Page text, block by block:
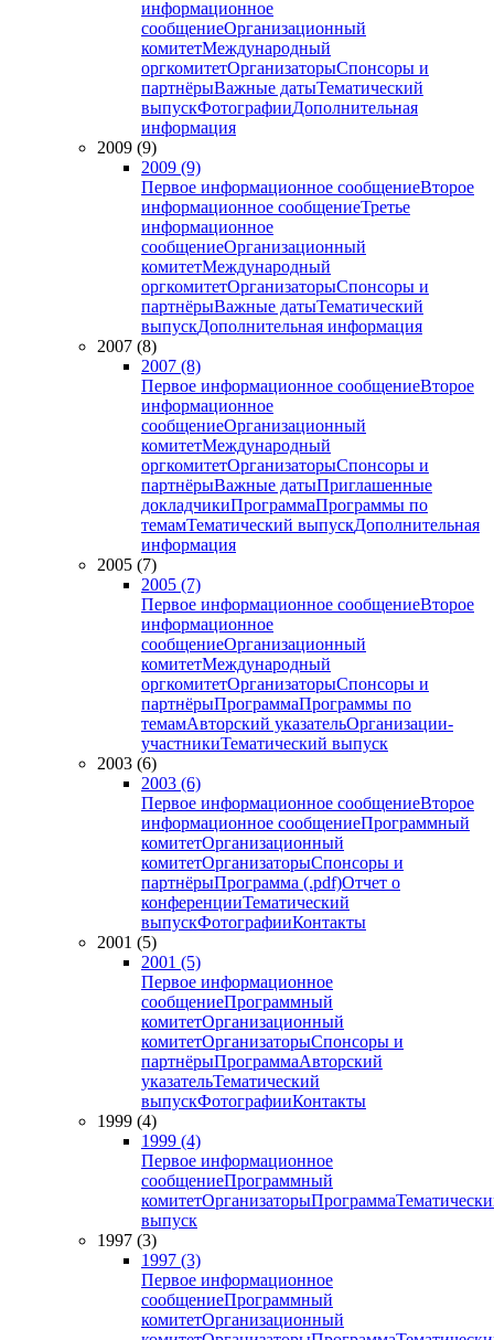
информационное
сообщениеОрганизационный
комитетМеждународный
оргкомитетОрганизаторыСпонсоры и
партнёрыВажные датыТематический
выпускФотографииДополнительная
информация
2009 (9)
2009 (9)
Первое информационное сообщениеВторое
информационное сообщениеТретье
информационное
сообщениеОрганизационный
комитетМеждународный
оргкомитетОрганизаторыСпонсоры и
партнёрыВажные датыТематический
выпускДополнительная информация
2007 (8)
2007 (8)
Первое информационное сообщениеВторое
информационное
сообщениеОрганизационный
комитетМеждународный
оргкомитетОрганизаторыСпонсоры и
партнёрыВажные датыПриглашенные
докладчикиПрограммаПрограммы по
темамТематический выпускДополнительная
информация
2005 (7)
2005 (7)
Первое информационное сообщениеВторое
информационное
сообщениеОрганизационный
комитетМеждународный
оргкомитетОрганизаторыСпонсоры и
партнёрыПрограммаПрограммы по
темамАвторский указательОрганизации-
участникиТематический выпуск
2003 (6)
2003 (6)
Первое информационное сообщениеВторое
информационное сообщениеПрограммный
комитетОрганизационный
комитетОрганизаторыСпонсоры и
партнёрыПрограмма (.pdf)Отчет о
конференцииТематический
выпускФотографииКонтакты
2001 (5)
2001 (5)
Первое информационное
сообщениеПрограммный
комитетОрганизационный
комитетОрганизаторыСпонсоры и
партнёрыПрограммаАвторский
указательТематический
выпускФотографииКонтакты
1999 (4)
1999 (4)
Первое информационное
сообщениеПрограммный
комитетОрганизаторыПрограмма
выпуск
1997 (3)
1997 (3)
Первое информационное
сообщениеПрограммный
комитетОрганизационный